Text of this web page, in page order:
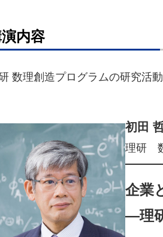
内容
数理創造プログラムの研究活
初田
理研
企業
―理